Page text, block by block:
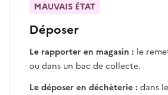
Déposer
Le rapporter en magasin : le
ou dans un bac de collecte.
Le déposer en déchèterie : dans
MAUVAIS ÉTAT